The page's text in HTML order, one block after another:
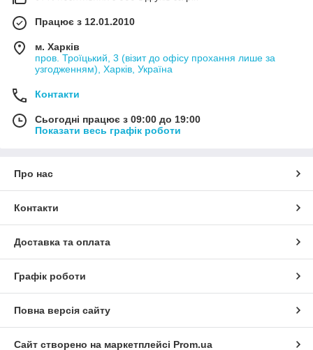
Працює з 12.01.2010
м. Харків
пров. Троїцький, 3 (візит до офісу прохання лише за
узгодженням), Харків, Україна
Контакти
Сьогодні працює з 09:00 до 19:00
Показати весь графік роботи
Про нас
Контакти
Доставка та оплата
Графік роботи
Повна версія сайту
Сайт створено на маркетплейсі Prom.ua